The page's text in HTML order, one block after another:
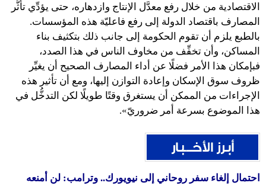
الاقتصادية من خلال رفع معدَّل الإنتاج وازدهاره، حتى يؤدِّي تأثُّر
المصارف باقتصاد الدولة إلى رفع فاعليّة هذه المؤسسات.
بالطبع يلزم أن تقوم الحكومة إلى جانب ذلك بتكثيف بناء
المساكن، وأن تخفِّف من مخاوف الناس في هذا الصدد،
فبإمكان هذا الأمر فضلًا عن أداء المصارف الصحيح أن يغيِّر
ظروف سوق الإسكان وإعادة التوازن إليها، ومع أن تأثير هذه
الإجراءات من الممكن أن يستغرق وقتًا طويلًا لكن التدخُّل في
هذا الموضوع بسرعة أمر ضروريّ».
احتمال إلغاء سفر روحاني إلى نيويورك.. وترامب: لن أمنعه